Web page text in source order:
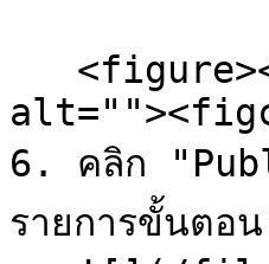
6. คลิก
รายการขั้นตอ